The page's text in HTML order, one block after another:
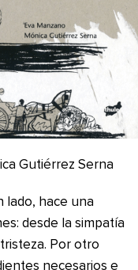
Gutiérrez Serna
lado, hace una
desde la simpatía
Por otro
necesarios e